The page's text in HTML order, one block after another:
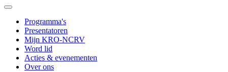
Programma's
Presentatoren
Mijn KRO-NCRV
Word lid
Acties & evenementen
Over ons